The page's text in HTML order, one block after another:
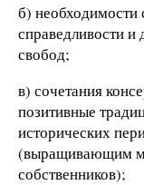
б) необходимости
справедливости и
свобод;
в) сочетания
позитивные
исторических
(выращивающим
собственников);